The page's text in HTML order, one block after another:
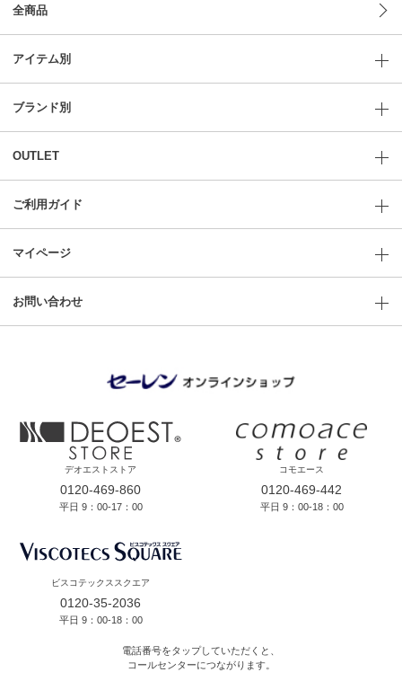
全商品
アイテム別
ブランド別
OUTLET
ご利用ガイド
マイページ
お問い合わせ
デオエストストア
0120-469-860
平日 9：00-17：00
コモエース
0120-469-442
平日 9：00-18：00
ビスコテックススクエア
0120-35-2036
平日 9：00-18：00
電話番号をタップしていただくと、
コールセンターにつながります。